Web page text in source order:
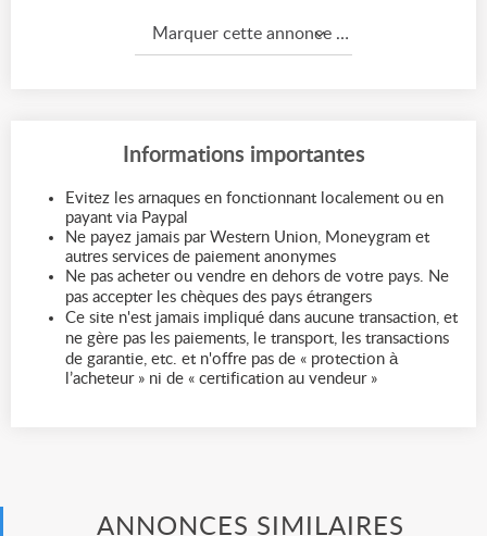
Marquer cette annonce comme...
Informations importantes
Evitez les arnaques en fonctionnant localement ou en
payant via Paypal
Ne payez jamais par Western Union, Moneygram et
autres services de paiement anonymes
Ne pas acheter ou vendre en dehors de votre pays. Ne
pas accepter les chèques des pays étrangers
Ce site n'est jamais impliqué dans aucune transaction, et
ne gère pas les paiements, le transport, les transactions
de garantie, etc. et n'offre pas de « protection à
l’acheteur » ni de « certification au vendeur »
ANNONCES SIMILAIRES